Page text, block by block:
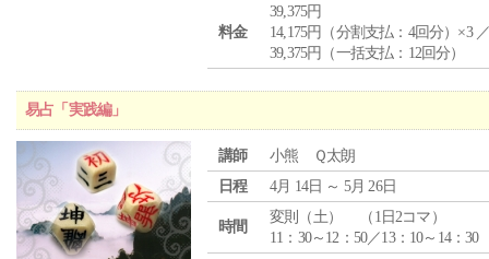
料金
39,375円
14,175円（分割支払：4回分）×3
39,375円（一括支払：12回分）
易占「実践編」
講師
小熊 Ｑ太朗
日程
4月 14日 ～ 5月 26日
時間
変則（土） （1日2コマ）
11：30～12：50／13：10～14：30